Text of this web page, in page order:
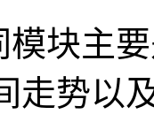
模块主
走势以